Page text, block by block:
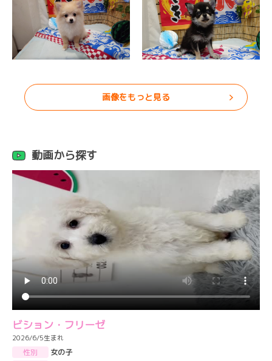
画像をもっと見る
動画から探す
ビション・フリーゼ
2026/6/5生まれ
性別
女の子